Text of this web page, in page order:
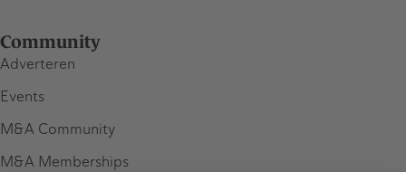
Community
Adverteren
Events
M&A Community
M&A Memberships